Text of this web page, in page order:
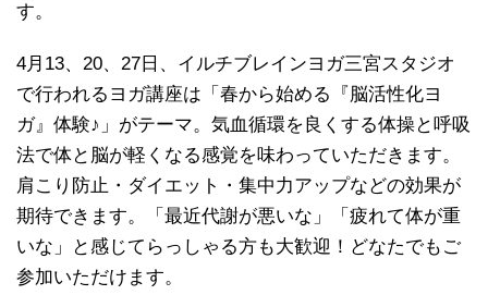
す。
4月13、20、27日、イルチブレインヨガ三宮スタジオ
で行われるヨガ講座は「春から始める『脳活性化ヨ
ガ』体験♪」がテーマ。気血循環を良くする体操と呼吸
法で体と脳が軽くなる感覚を味わっていただきます。
肩こり防止・ダイエット・集中力アップなどの効果が
期待できます。「最近代謝が悪いな」「疲れて体が重
いな」と感じてらっしゃる方も大歓迎！どなたでもご
参加いただけます。